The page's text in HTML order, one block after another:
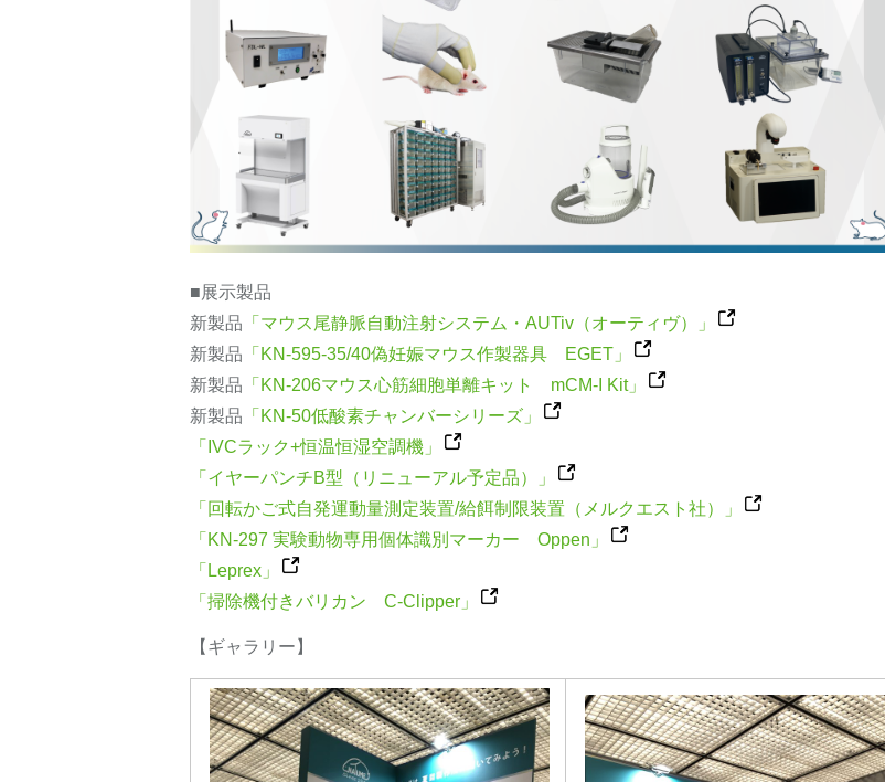
■展示製品
新製品 「マウス尾静脈自動注射システム・AUTiv（オーティヴ）」
新製品 「KN-595-35/40偽妊娠マウス作製器具 EGET」
新製品 「KN-206マウス心筋細胞単離キット mCM-I Kit」
新製品 「KN-50低酸素チャンバーシリーズ」
「IVCラック+恒温恒湿空調機」
「イヤーパンチB型（リニューアル予定品）」
「回転かご式自発運動量測定装置/給餌制限装置（メルクエスト社）」
「KN-297 実験動物専用個体識別マーカー Oppen」
「Leprex」
「掃除機付きバリカン C-Clipper」
【ギャラリー】